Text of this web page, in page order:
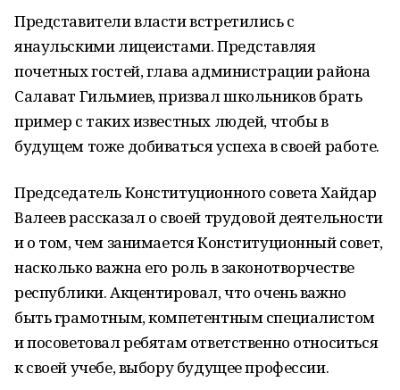
Представители власти встретились с
янаульскими лицеистами. Представляя
почетных гостей, глава администрации района
Салават Гильмиев, призвал школьников брать
пример с таких известных людей, чтобы в
будущем тоже добиваться успеха в своей работе.
Председатель Конституционного совета Хайдар
Валеев рассказал о своей трудовой деятельности
и о том, чем занимается Конституционный совет,
насколько важна его роль в законотворчестве
республики. Акцентировал, что очень важно
быть грамотным, компетентным специалистом
и посоветовал ребятам ответственно относиться
к своей учебе, выбору будущее профессии.